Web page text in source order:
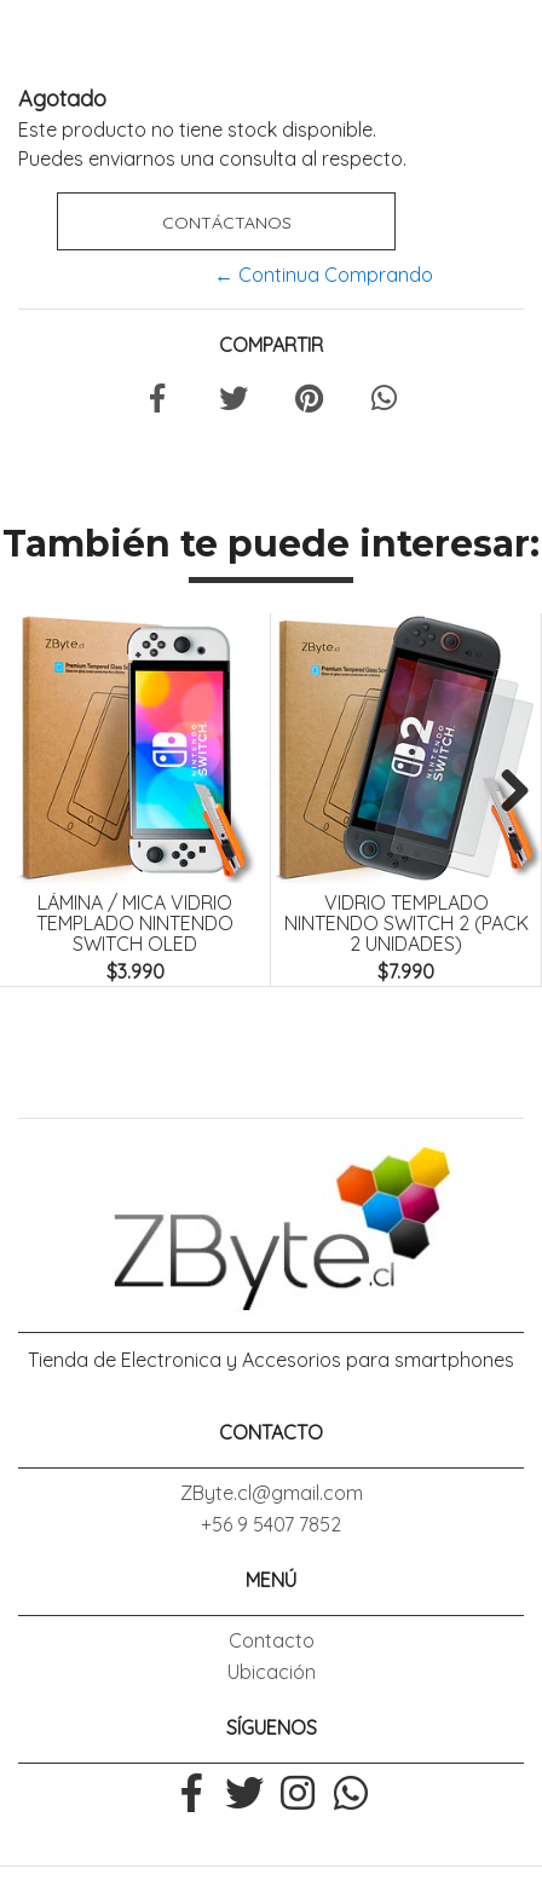
Agotado
Este producto no tiene stock disponible.
Puedes enviarnos una consulta al respecto.
CONTÁCTANOS
← Continua Comprando
COMPARTIR
También te puede interesar:
LÁMINA / MICA VIDRIO
TEMPLADO NINTENDO
SWITCH OLED
$3.990
VIDRIO TEMPLADO
NINTENDO SWITCH 2 (PACK
2 UNIDADES)
$7.990
Next
Tienda de Electronica y Accesorios para smartphones
CONTACTO
ZByte.cl@gmail.com
+56 9 5407 7852
MENÚ
Contacto
Ubicación
SÍGUENOS